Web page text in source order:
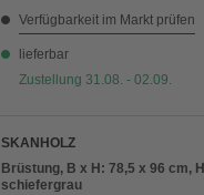
Verfügbarkeit im Markt prüfen
lieferbar
Zustellung 31.08. - 02.09.
SKANHOLZ
Brüstung, B x H: 78,5 x 96 cm,
schiefergrau